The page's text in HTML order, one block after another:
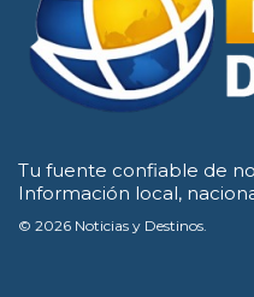
Tu fuente confiable de
Información local,
© 2026 Noticias y Destinos.